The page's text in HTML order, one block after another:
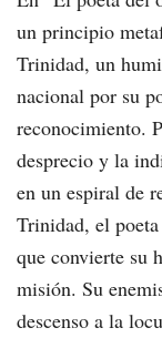
un principio
Trinidad, un
nacional por su
reconocimiento.
desprecio y la
en un espiral de
Trinidad, el
que convierte su
misión. Su
descenso a la